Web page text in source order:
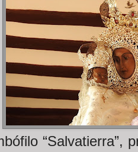
“Salvatierra”,